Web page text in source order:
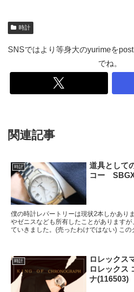
時計
SNSではより等身大のyurimeを
でね。
関連記事
時計
道具として
コー
僕の時計レパートリーは現状2本しかあり
やゼニスなども所有したことがあります
ていきました。(売ったわけではない) この
時計
ロレックス
ロレックス
ナ(116503)